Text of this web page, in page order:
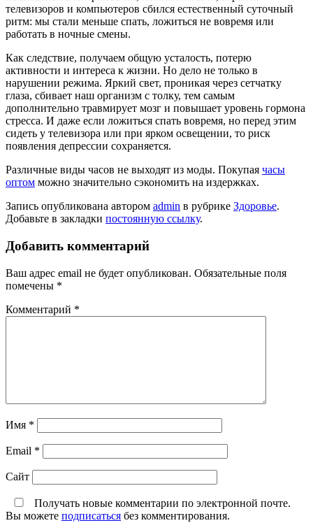
телевизоров и компьютеров сбился естественный суточный
ритм: мы стали меньше спать, ложиться не вовремя или
работать в ночные смены.
Как следствие, получаем общую усталость, потерю
активности и интереса к жизни. Но дело не только в
нарушении режима. Яркий свет, проникая через сетчатку
глаза, сбивает наш организм с толку, тем самым
дополнительно травмирует мозг и повышает уровень гормона
стресса. И даже если ложиться спать вовремя, но перед этим
сидеть у телевизора или при ярком освещении, то риск
появления депрессии сохраняется.
Различные виды часов не выходят из моды. Покупая часы
оптом можно значительно сэкономить на издержках.
Запись опубликована автором admin в рубрике Здоровье.
Добавьте в закладки постоянную ссылку.
Добавить комментарий
Ваш адрес email не будет опубликован. Обязательные поля
помечены *
Комментарий *
Имя *
Email *
Сайт
Получать новые комментарии по электронной почте.
Вы можете подписаться без комментирования.